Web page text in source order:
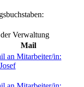
Verwaltung
Mail